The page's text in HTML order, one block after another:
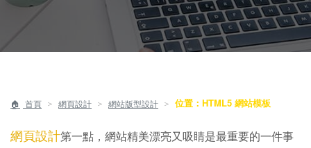
首頁 ＞ 網頁設計 ＞ 網站版型設計 ＞ 位置：HTML5 網站模板
網頁設計第一點，網站精美漂亮又吸睛是最重要的一件事